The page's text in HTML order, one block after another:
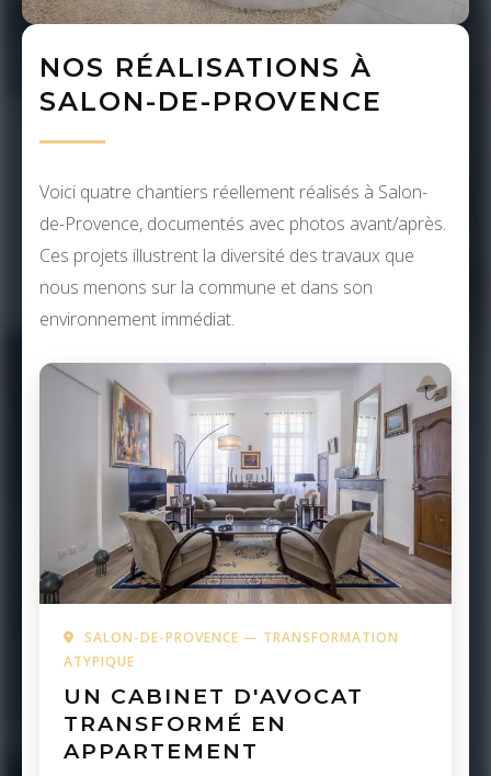
NOS RÉALISATIONS À
SALON-DE-PROVENCE
Voici quatre chantiers réellement réalisés à Salon-
de-Provence, documentés avec photos avant/après.
Ces projets illustrent la diversité des travaux que
nous menons sur la commune et dans son
environnement immédiat.
SALON-DE-PROVENCE — TRANSFORMATION
ATYPIQUE
UN CABINET D'AVOCAT
TRANSFORMÉ EN
APPARTEMENT